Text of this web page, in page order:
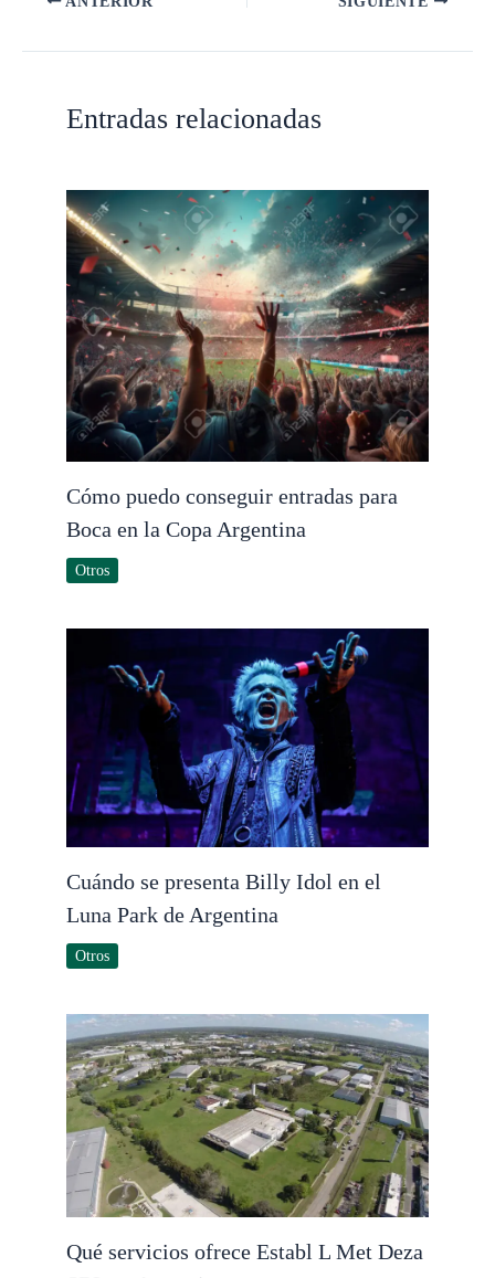
Entradas relacionadas
Cómo puedo conseguir entradas para
Boca en la Copa Argentina
Otros
Cuándo se presenta Billy Idol en el
Luna Park de Argentina
Otros
Qué servicios ofrece Establ L Met Deza